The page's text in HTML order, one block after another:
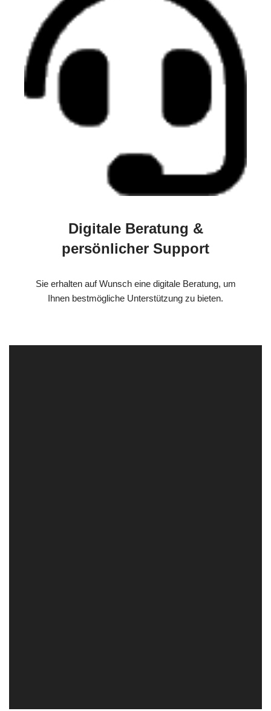
Digitale Beratung &
persönlicher Support
Sie erhalten auf Wunsch eine digitale Beratung, um
Ihnen bestmögliche Unterstützung zu bieten.